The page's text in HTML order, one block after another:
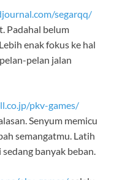
segarqq/
Padahal belum
enak fokus ke hal
pelan jalan
pkv-games/
Senyum memicu
semangatmu. Latih
banyak beban.